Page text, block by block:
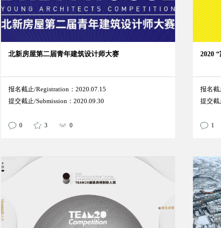
北新房屋第二届青年建筑设计师大赛
报名截止/Registration：2020.07.15
提交截止/Submission：2020.09.30
0 3 0
2020
报名截
提交截
1